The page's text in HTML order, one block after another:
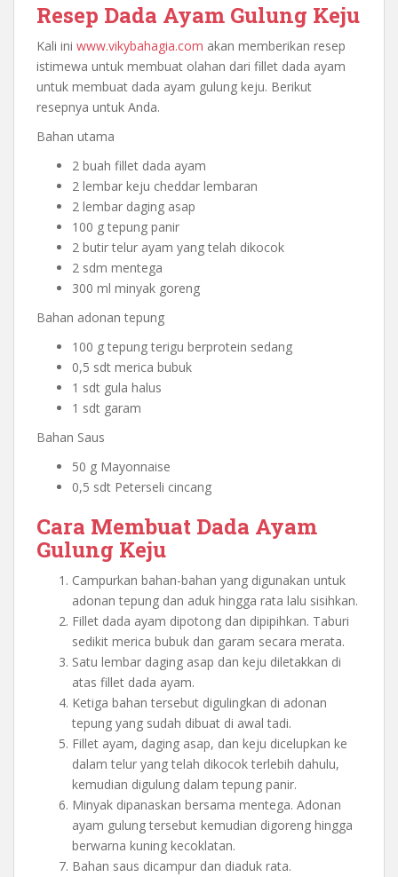
Resep Dada Ayam Gulung Keju
Kali ini www.vikybahagia.com akan memberikan resep
istimewa untuk membuat olahan dari fillet dada ayam
untuk membuat dada ayam gulung keju. Berikut
resepnya untuk Anda.
Bahan utama
2 buah fillet dada ayam
2 lembar keju cheddar lembaran
2 lembar daging asap
100 g tepung panir
2 butir telur ayam yang telah dikocok
2 sdm mentega
300 ml minyak goreng
Bahan adonan tepung
100 g tepung terigu berprotein sedang
0,5 sdt merica bubuk
1 sdt gula halus
1 sdt garam
Bahan Saus
50 g Mayonnaise
0,5 sdt Peterseli cincang
Cara Membuat Dada Ayam
Gulung Keju
Campurkan bahan-bahan yang digunakan untuk
adonan tepung dan aduk hingga rata lalu sisihkan.
Fillet dada ayam dipotong dan dipipihkan. Taburi
sedikit merica bubuk dan garam secara merata.
Satu lembar daging asap dan keju diletakkan di
atas fillet dada ayam.
Ketiga bahan tersebut digulingkan di adonan
tepung yang sudah dibuat di awal tadi.
Fillet ayam, daging asap, dan keju dicelupkan ke
dalam telur yang telah dikocok terlebih dahulu,
kemudian digulung dalam tepung panir.
Minyak dipanaskan bersama mentega. Adonan
ayam gulung tersebut kemudian digoreng hingga
berwarna kuning kecoklatan.
Bahan saus dicampur dan diaduk rata.